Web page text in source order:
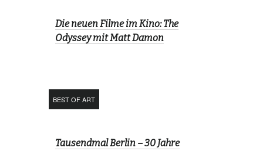
Die neuen Filme im Kino: The
Odyssey mit Matt Damon
BEST OF ART
Tausendmal Berlin – 30 Jahre